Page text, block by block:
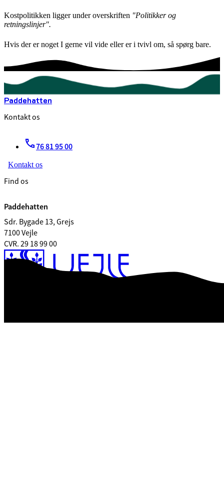
Kostpolitikken ligger under overskriften "Politikker og
retningslinjer".
Hvis der er noget I gerne vil vide eller er i tvivl om, så spørg bare.
Paddehatten
Kontakt os
76 81 95 00
Kontakt os
Find os
Paddehatten
Sdr. Bygade 13, Grejs
7100 Vejle
CVR. 29 18 99 00